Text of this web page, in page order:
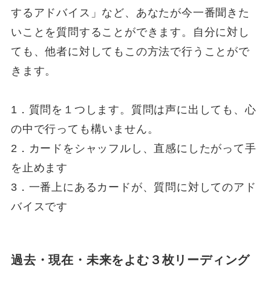
するアドバイス」など、あなたが今一番聞きた
いことを質問することができます。自分に対し
ても、他者に対してもこの方法で行うことがで
きます。
1．質問を１つします。質問は声に出しても、心
の中で行っても構いません。
2．カードをシャッフルし、直感にしたがって手
を止めます
3．一番上にあるカードが、質問に対してのアド
バイスです
過去・現在・未来をよむ３枚リーディング